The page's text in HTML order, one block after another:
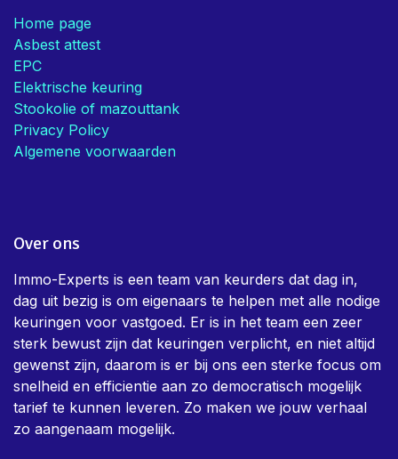
Home page
Asbest attest
EPC
Elektrische keuring
Stookolie of mazouttank
Privacy Policy
Algemene voorwaarden
Over ons
Immo-Experts is een team van keurders dat dag in,
dag uit bezig is om eigenaars te helpen met alle nodige
keuringen voor vastgoed. Er is in het team een zeer
sterk bewust zijn dat keuringen verplicht, en niet altijd
gewenst zijn, daarom is er bij ons een sterke focus om
snelheid en efficientie aan zo democratisch mogelijk
tarief te kunnen leveren. Zo maken we jouw verhaal
zo aangenaam mogelijk.